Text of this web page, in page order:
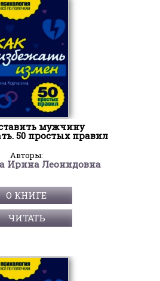
мужчину
50 простых правил
Авторы:
Ирина Леонидовна
О КНИГЕ
ЧИТАТЬ